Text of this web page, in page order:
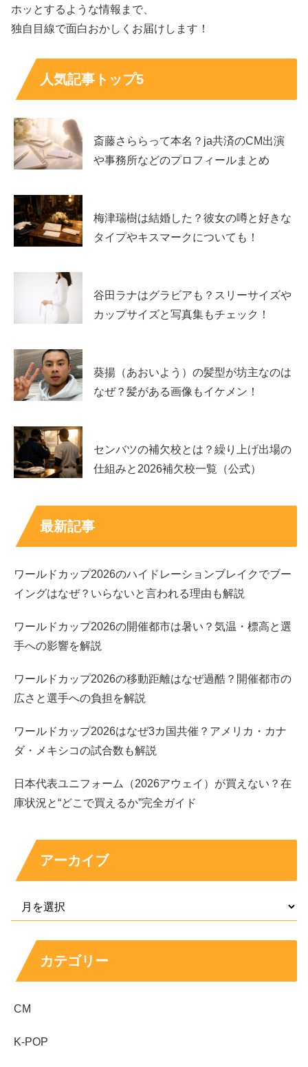
真相＝公式が確認している範囲と捉えるのが安全で
す。
billlieハルナの安全やプライバシーに関わる話題でもある
ため、情報を追うときは「一次情報があるか」「当事者を
傷つける内容になっていないか」を意識しておくと、不要
スポンサーリンク
billlieハルナのデビューのきっかけや経歴プ
ロフィール
billlieハルナについて「どんな経歴の人？」「日本人メン
バーだよね？」と気になってプロフィール検索する人も多
いです。ここでは、デビューまでの流れをざっくり押さえ
つつ、最後に公式プロフィールを表でまとめます。
ポイントは、billlieハルナがサブダンサー、サブボーカル
としてグループを支え、若い世代の感性と表現で存在感を
billlieハルナは、公式プロフィールでも
介されており、パフォーマンス面の強みを持つメンバーで
す。一般的にK-POPのデビューまでには、オーディショ
ンや練習生期間を経て歌とダンス、語学、表情づくりなど
を総合的に磨く道のりがあります。
billlieハルナも、そうした準備期間を積み重ね、グループ
また、趣味としてホラー映画を観ることや韓国語の勉強が
ホッとするような情報まで、
独自目線で面白おかしくお届けします！
人気記事トップ5
斎藤さららって本名？ja共済のCM出演
や事務所などのプロフィールまとめ
梅津瑞樹は結婚した？彼女の噂と好きな
タイプやキスマークについても！
谷田ラナはグラビアも？スリーサイズや
カップサイズと写真集もチェック！
葵揚（あおいよう）の髪型が坊主なのは
なぜ？髪がある画像もイケメン！
センバツの補欠校とは？繰り上げ出場の
仕組みと2026補欠校一覧（公式）
最新記事
ワールドカップ2026のハイドレーションブレイクでブー
イングはなぜ？いらないと言われる理由も解説
ワールドカップ2026の開催都市は暑い？気温・標高と選
手への影響を解説
ワールドカップ2026の移動距離はなぜ過酷？開催都市の
広さと選手への負担を解説
ワールドカップ2026はなぜ3カ国共催？アメリカ・カナ
ダ・メキシコの試合数も解説
日本代表ユニフォーム（2026アウェイ）が買えない？在
庫状況と“どこで買えるか”完全ガイド
アーカイブ
カテゴリー
CM
K-POP